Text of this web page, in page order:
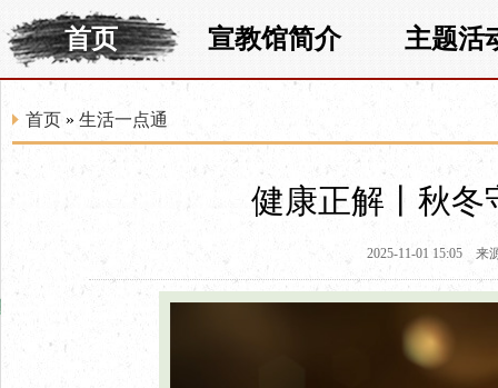
首页 宣教馆简介 主题活
首页 » 生活一点通
健康正解丨秋冬
2025-11-01 15:05 来